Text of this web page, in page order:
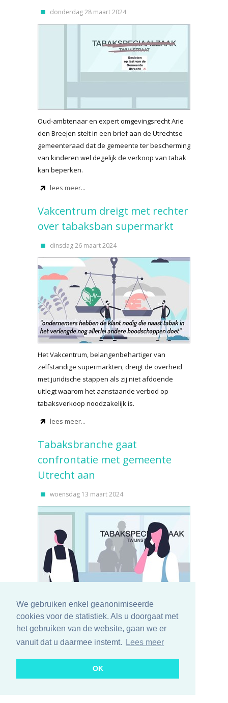
We gebruiken enkel geanonimiseerde
cookies voor de statistiek. Als u doorgaat met
het gebruiken van de website, gaan we er
vanuit dat u daarmee instemt.
Lees meer
OK
donderdag 28 maart 2024
Oud-ambtenaar en expert omgevingsrecht Arie
den Breejen stelt in een brief aan de Utrechtse
gemeenteraad dat de gemeente ter bescherming
van kinderen wel degelijk de verkoop van tabak
kan beperken.
lees meer...
Vakcentrum dreigt met rechter
over tabaksban supermarkt
dinsdag 26 maart 2024
Het Vakcentrum, belangenbehartiger van
zelfstandige supermarkten, dreigt de overheid
met juridische stappen als zij niet afdoende
uitlegt waarom het aanstaande verbod op
tabaksverkoop noodzakelijk is.
lees meer...
Tabaksbranche gaat
confrontatie met gemeente
Utrecht aan
woensdag 13 maart 2024
UPDATE 14-03-2024
Vorige week opende een nieuwe
tabaksspeciaalzaak in Utrecht, terwijl dat door de
gemeente tijdelijk verboden is. De ondernemer
waarschijnlijk een groothandel of
tabaksproducent. De branche gaat simpelweg de